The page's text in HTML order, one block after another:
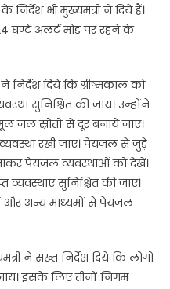
भी मुख्यमंत्री ने दिये हैं।
घण्टे अलर्ट मोड पर रहने के
निर्देश दिये कि ग्रीष्मकाल को
सुनिश्चित की जाय। उन्होंने
जल स्रोतों से दूर बनाये जाए।
व्यवस्था रखी जाए। पेयजल से जुड़े
पेयजल व्यवस्थाओं को देखें।
सुनिश्चित की जाए।
और अन्य माध्यमों से पेयजल
ने सख्त निर्देश दिये कि लोगों
जाय। इसके लिए तीनों निगम